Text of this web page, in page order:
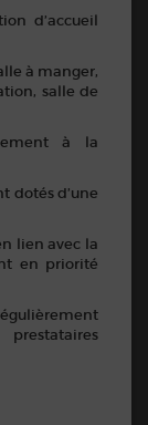
d’accueil
à manger,
salle de
à la
dotés d’une
lien avec la
en priorité